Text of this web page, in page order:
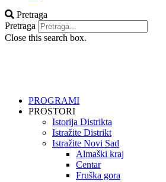
Pretraga
Pretraga
Close this search box.
PROGRAMI
PROSTORI
Istorija Distrikta
Istražite Distrikt
Istražite Novi Sad
Almaški kraj
Centar
Fruška gora